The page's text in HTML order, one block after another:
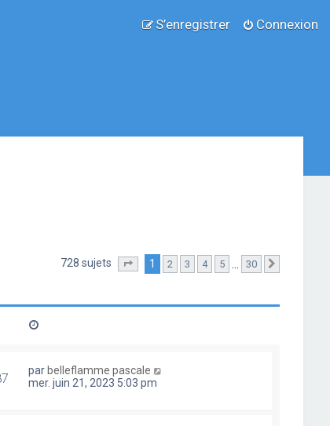
Connexion
S’enregistrer
728 sujets Page sur 30
1 2 3 4 5 30
par belleflamme pascale
mer. juin 21, 2023 5:03 pm